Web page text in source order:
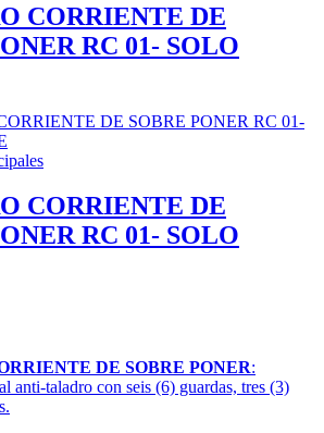
CORRIENTE DE
RC 01- SOLO
CORRIENTE DE
RC 01- SOLO
DE SOBRE PONER:
anti-taladro con seis (6) guardas, tres (3)